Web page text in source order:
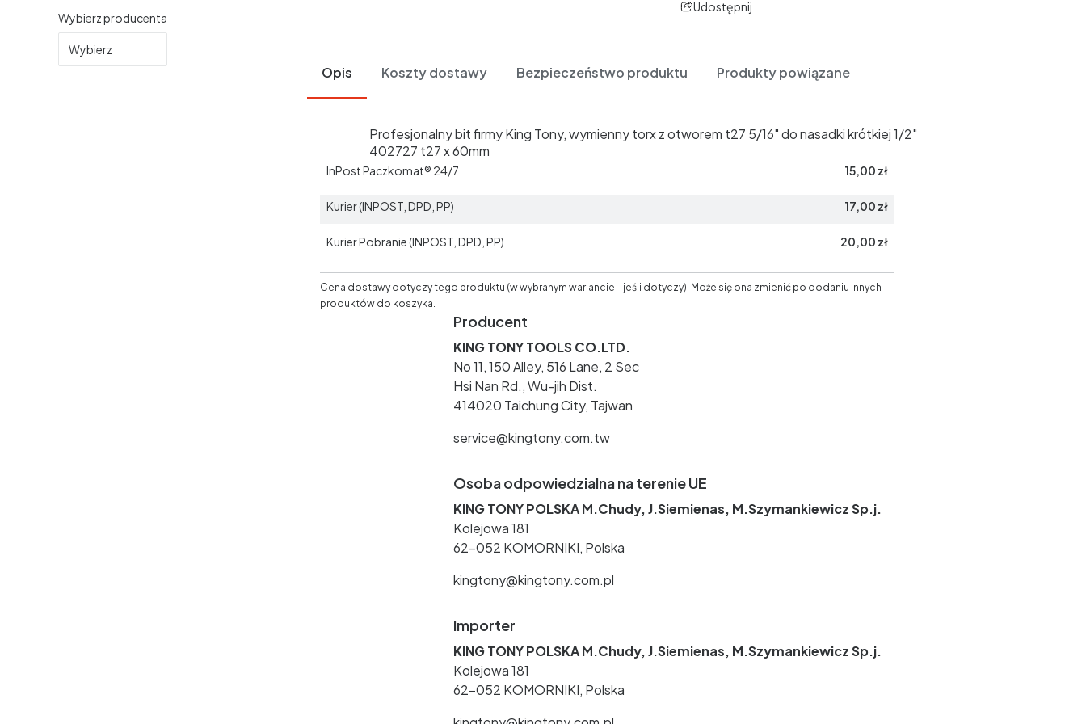
Wybierz producenta
Wybierz
Udostępnij
Opis Koszty dostawy Bezpieczeństwo produktu Produkty powiązane
Profesjonalny bit firmy King Tony, wymienny torx z otworem t27 5/16" do nasadki krótkiej 1/2"
402727 t27 x 60mm
InPost Paczkomat® 24/7 15,00 zł
Kurier (INPOST, DPD, PP) 17,00 zł
Kurier Pobranie (INPOST, DPD, PP) 20,00 zł
Cena dostawy dotyczy tego produktu (w wybranym wariancie - jeśli dotyczy). Może się ona zmienić po dodaniu innych
produktów do koszyka.
Producent
KING TONY TOOLS CO.LTD.
No 11, 150 Alley, 516 Lane, 2 Sec
Hsi Nan Rd., Wu-jih Dist.
414020 Taichung City, Tajwan
service@kingtony.com.tw
Osoba odpowiedzialna na terenie UE
KING TONY POLSKA M.Chudy, J.Siemienas, M.Szymankiewicz Sp.j.
Kolejowa 181
62-052 KOMORNIKI, Polska
kingtony@kingtony.com.pl
Importer
KING TONY POLSKA M.Chudy, J.Siemienas, M.Szymankiewicz Sp.j.
Kolejowa 181
62-052 KOMORNIKI, Polska